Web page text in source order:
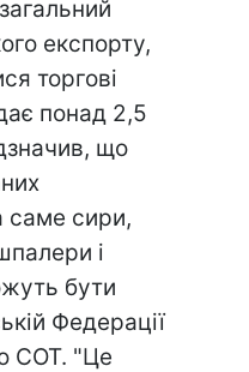
експорту,
торгові
понад 2,5
що
саме сири,
і
бути
Федерації
СОТ. "Це